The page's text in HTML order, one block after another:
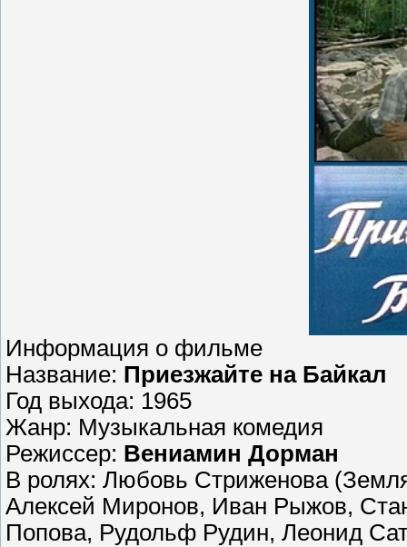
Информация о фильме
Название: Приезжайте на Байкал
Год выхода: 1965
Жанр: Музыкальная комедия
Режиссер: Вениамин Дорман
В ролях: Любовь Стриженова
Алексей Миронов, Иван Рыжов,
Попова, Рудольф Рудин, Леонид